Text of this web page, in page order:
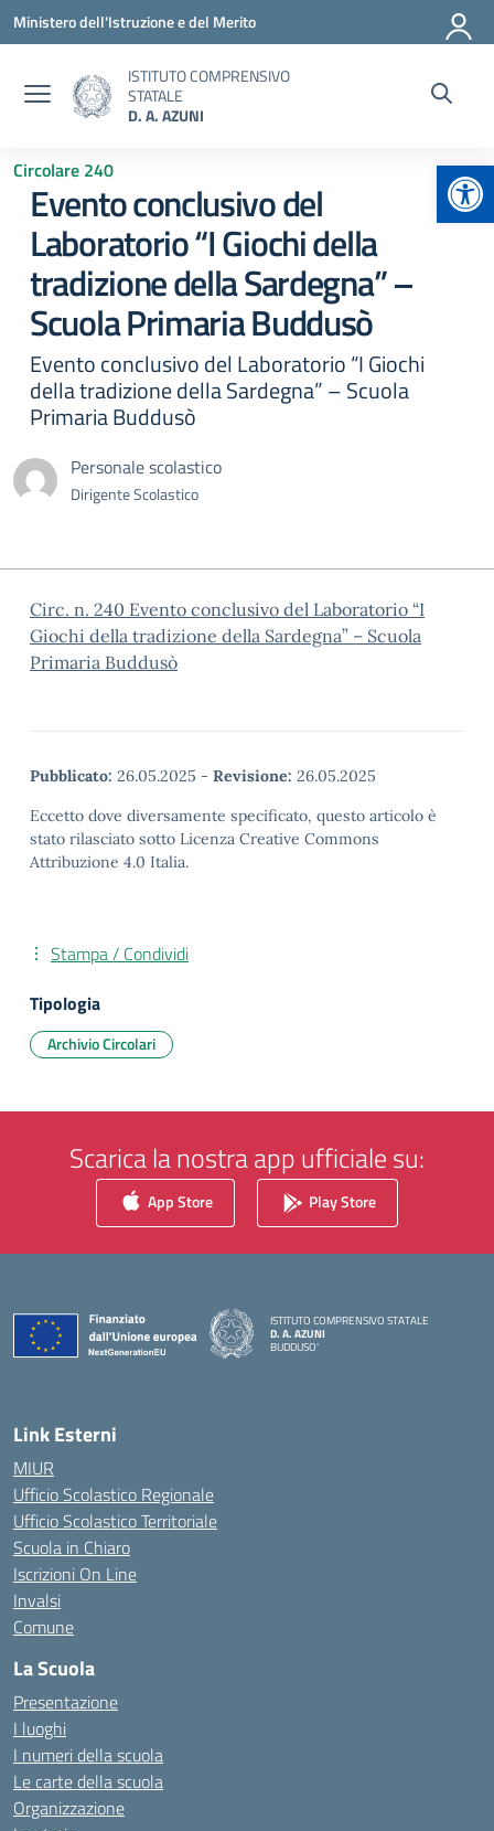
Vai ai contenuti
Vai al menu di navigazione
Vai al footer
Ministero dell'Istruzione e del Merito
ISTITUTO COMPRENSIVO
STATALE
D. A. AZUNI
Circolare 240
Evento conclusivo del
Laboratorio “I Giochi della
tradizione della Sardegna” –
Scuola Primaria Buddusò
Evento conclusivo del Laboratorio “I Giochi
della tradizione della Sardegna” – Scuola
Primaria Buddusò
Personale scolastico
Dirigente Scolastico
Circ. n. 240 Evento conclusivo del Laboratorio “I
Giochi della tradizione della Sardegna” – Scuola
Primaria Buddusò
Pubblicato: 26.05.2025 - Revisione: 26.05.2025
Eccetto dove diversamente specificato, questo articolo è
stato rilasciato sotto Licenza Creative Commons
Attribuzione 4.0 Italia.
Stampa / Condividi
Tipologia
Archivio Circolari
Scarica la nostra app ufficiale su:
App Store Play Store
ISTITUTO COMPRENSIVO STATALE
D. A. AZUNI
BUDDUSO'
Link Esterni
MIUR
Ufficio Scolastico Regionale
Ufficio Scolastico Territoriale
Scuola in Chiaro
Iscrizioni On Line
Invalsi
Comune
La Scuola
Presentazione
I luoghi
I numeri della scuola
Le carte della scuola
Organizzazione